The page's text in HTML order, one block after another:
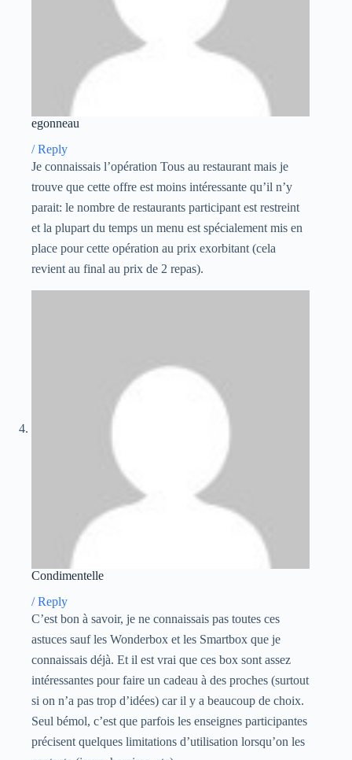
egonneau
/Reply
Je connaissais l’opération Tous au restaurant mais je
trouve que cette offre est moins intéressante qu’il n’y
parait: le nombre de restaurants participant est restreint
et la plupart du temps un menu est spécialement mis en
place pour cette opération au prix exorbitant (cela
revient au final au prix de 2 repas).
Condimentelle
/Reply
C’est bon à savoir, je ne connaissais pas toutes ces
astuces sauf les Wonderbox et les Smartbox que je
connaissais déjà. Et il est vrai que ces box sont assez
intéressantes pour faire un cadeau à des proches (surtout
si on n’a pas trop d’idées) car il y a beaucoup de choix.
Seul bémol, c’est que parfois les enseignes participantes
précisent quelques limitations d’utilisation lorsqu’on les